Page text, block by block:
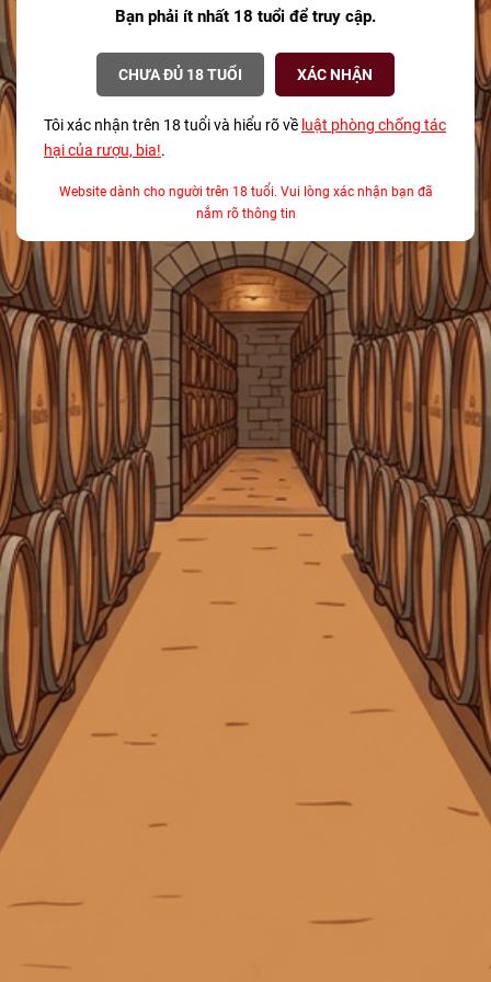
Bạn phải ít nhất 18 tuổi để truy cập.
CHƯA ĐỦ 18 TUỔI XÁC NHẬN
Tôi xác nhận trên 18 tuổi và hiểu rõ về luật phòng chống tác
hại của rượu, bia!.
Website dành cho người trên 18 tuổi. Vui lòng xác nhận bạn đã
nắm rõ thông tin
SẢN PHẨM CAO CẤP
+1500 loại sản phẩm cao cấp đến
HÀNG CHẤT LƯỢNG
nghiêm ngặt từ đầu vào
Giao
CÔNG TY TNHH MTV CÁI THÙNG GỖ
Địa chỉ:369 Hai Bà Trưng, P. Xuân Hòa, TP. Hồ Chí Minh
Điện thoại: 0903 50 47 45
Email:tech.ctggroup@gmail.com
CHÍNH SÁCH
HƯỚNG DẪN
HỖ TRỢ THANH TOÁN
KẾT NỐI CHÚNG TÔI
Giấy phép kinh doanh số 0311223087 do Sở Kế hoạch và Đầu tư TP.
Hồ Chí Minh cấp ngày 07/10/2011.
Giấy phép kinh doanh bán lẻ rượu số 299/GP-PKT do Phòng Kinh tế
Quận 3 cấp ngày 17/12/2024.